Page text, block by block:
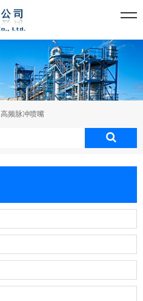
高频脉冲喷嘴